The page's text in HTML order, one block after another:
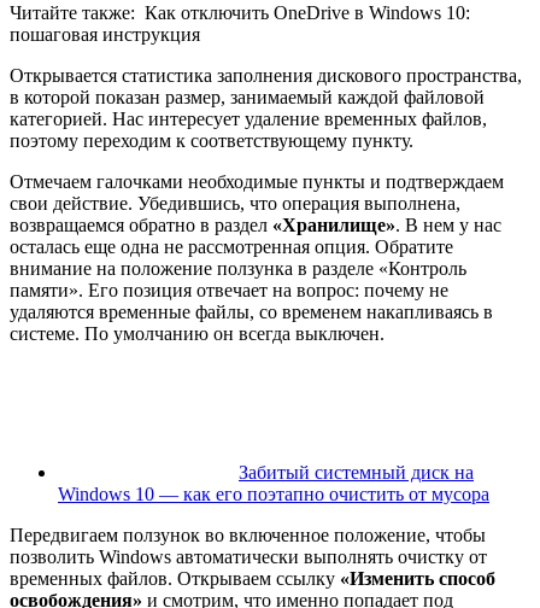
Читайте также: Как отключить OneDrive в Windows 10:
пошаговая инструкция
Открывается статистика заполнения дискового пространства,
в которой показан размер, занимаемый каждой файловой
категорией. Нас интересует удаление временных файлов,
поэтому переходим к соответствующему пункту.
Отмечаем галочками необходимые пункты и подтверждаем
свои действие. Убедившись, что операция выполнена,
возвращаемся обратно в раздел «Хранилище». В нем у нас
осталась еще одна не рассмотренная опция. Обратите
внимание на положение ползунка в разделе «Контроль
памяти». Его позиция отвечает на вопрос: почему не
удаляются временные файлы, со временем накапливаясь в
системе. По умолчанию он всегда выключен.
Забитый системный диск на
Windows 10 — как его поэтапно очистить от мусора
Передвигаем ползунок во включенное положение, чтобы
позволить Windows автоматически выполнять очистку от
временных файлов. Открываем ссылку «Изменить способ
освобождения» и смотрим, что именно попадает под